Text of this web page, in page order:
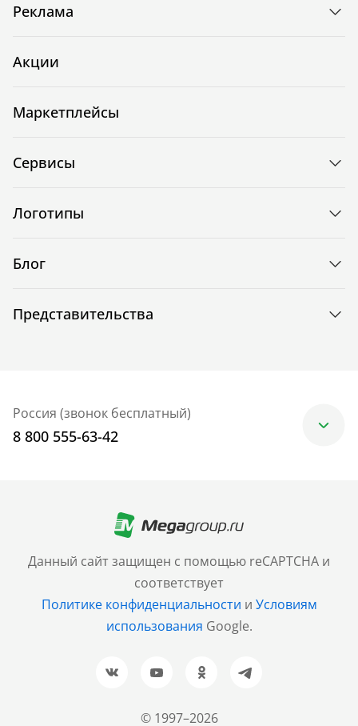
© 1997–2026
Данный сайт защищен с помощью reCAPTCHA и
соответствует
Политике конфиденциальности и Условиям
использования Google.
Реклама
Акции
Маркетплейсы
Сервисы
Логотипы
Блог
Представительства
Россия (звонок бесплатный)
8 800 555-63-42
+7 (499) 705-30-10
Санкт-Петербург
+7 (812) 600-77-33
Барнаул
+7 (961) 999-93-93
Новосибирск